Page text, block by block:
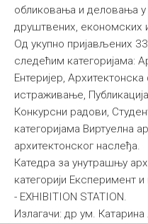
обликовања и деловања у
друштвених, економских
Од укупно пријављених
следећим категоријама:
Ентеријер,
истраживање,
Конкурсни радови,
категоријама Виртуелна
архитектонског наслеђа.
Катедра за унутрашњу
категорији Експеримент
- EXHIBITION STATION.
Излагачи: др ум.